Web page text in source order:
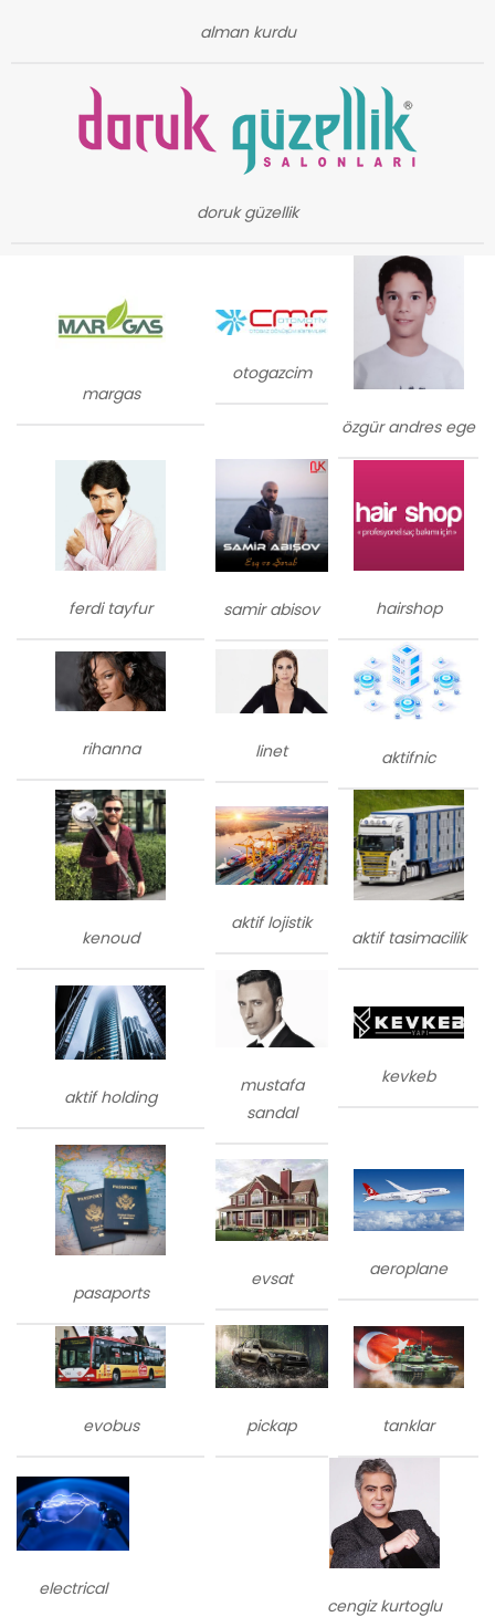
alman kurdu
doruk güzellik
margas
otogazcim
özgür andres ege
ferdi tayfur samir abisov hairshop
rihanna linet aktifnic
kenoud
aktif lojistik
aktif tasimacilik
aktif holding
mustafa
sandal
kevkeb
pasaports
evsat aeroplane
evobus pickap tanklar
electrical
cengiz kurtoglu